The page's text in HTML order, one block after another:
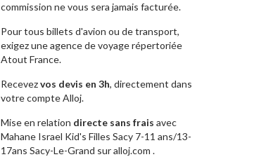
commission ne vous sera jamais facturée.
Pour tous billets d'avion ou de transport,
exigez une agence de voyage répertoriée
Atout France.
Recevezvos devis en 3h, directement dans
votre compte Alloj.
Mise en relation directe sans frais avec
Mahane Israel Kid's Filles Sacy 7-11 ans/13-
17ans Sacy-Le-Grand sur alloj.com .